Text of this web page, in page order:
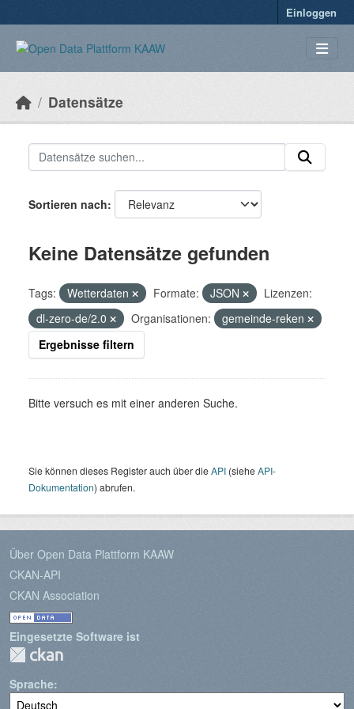
Einloggen
Datensätze
Sortieren nach
Keine Datensätze gefunden
Tags: Wetterdaten Formate: JSON
Lizenzen:
dl-zero-de/2.0
Organisationen:
gemeinde-reken
Ergebnisse filtern
Bitte versuch es mit einer anderen Suche.
Sie können dieses Register auch über dieAPI (sieheAPI-
Dokumentation) abrufen.
Über Open Data Plattform KAAW
CKAN-API
CKAN Association
Eingesetzte Software ist
Sprache